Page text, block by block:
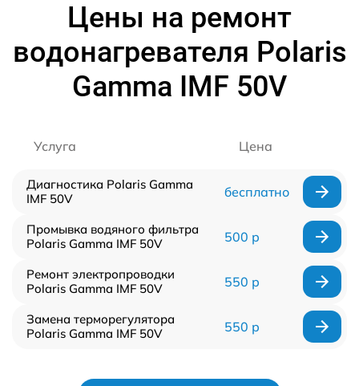
Цены на ремонт
водонагревателя Polaris
Gamma IMF 50V
Услуга Цена
Диагностика Polaris Gamma
IMF 50V
бесплатно
Промывка водяного фильтра
Polaris Gamma IMF 50V
500 р
Ремонт электропроводки
Polaris Gamma IMF 50V
550 р
Замена терморегулятора
Polaris Gamma IMF 50V
550 р